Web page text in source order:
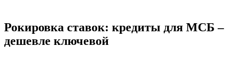
Рокировка ставок: кредиты для МСБ –
дешевле ключевой